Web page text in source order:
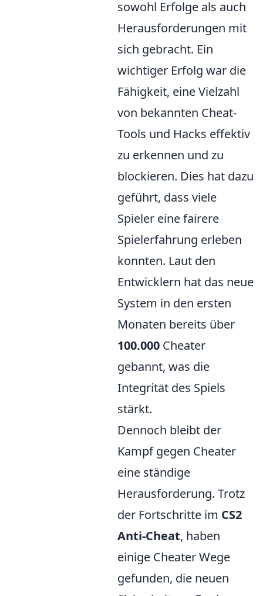
sowohl Erfolge als auch
Herausforderungen mit
sich gebracht. Ein
wichtiger Erfolg war die
Fähigkeit, eine Vielzahl
von bekannten Cheat-
Tools und Hacks effektiv
zu erkennen und zu
blockieren. Dies hat dazu
geführt, dass viele
Spieler eine fairere
Spielerfahrung erleben
konnten. Laut den
Entwicklern hat das neue
System in den ersten
Monaten bereits über
100.000 Cheater
gebannt, was die
Integrität des Spiels
stärkt.
Dennoch bleibt der
Kampf gegen Cheater
eine ständige
Herausforderung. Trotz
der Fortschritte im CS2
Anti-Cheat, haben
einige Cheater Wege
gefunden, die neuen